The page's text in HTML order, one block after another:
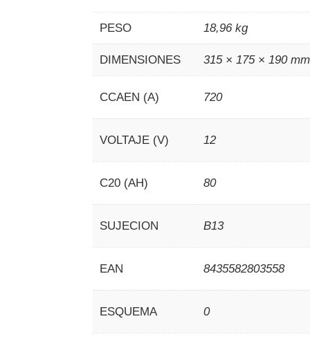
PESO 18,96 kg
DIMENSIONES 315 × 175 × 190 mm
CCAEN (A) 720
VOLTAJE (V) 12
C20 (AH) 80
SUJECION B13
EAN 8435582803558
ESQUEMA 0